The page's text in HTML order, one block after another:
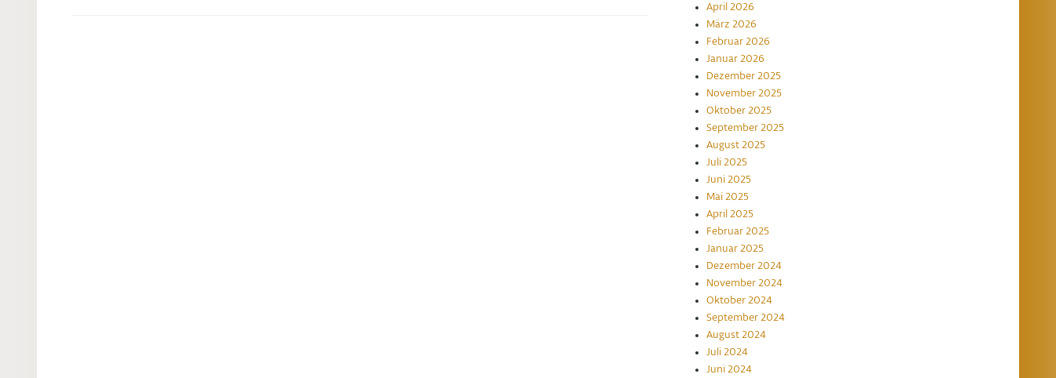
April 2026
März 2026
Februar 2026
Januar 2026
Dezember 2025
November 2025
Oktober 2025
September 2025
August 2025
Juli 2025
Juni 2025
Mai 2025
April 2025
Februar 2025
Januar 2025
Dezember 2024
November 2024
Oktober 2024
September 2024
August 2024
Juli 2024
Juni 2024